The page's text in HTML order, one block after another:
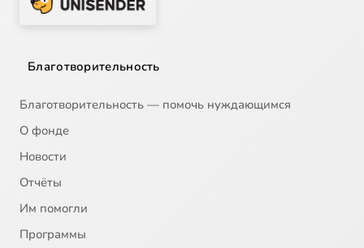
Благотворительность
Благотворительность — помочь нуждающимся
О фонде
Новости
Отчёты
Им помогли
Программы